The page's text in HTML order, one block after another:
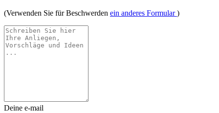
(Verwenden Sie für Beschwerden ein anderes Formular)
Deine e-mail